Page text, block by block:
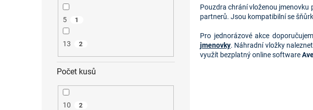
5 1
13 2
Počet kusů
10 2
Pouzdra chrání vloženou
partnerů. Jsou kompatibilní se
Pro jednorázové akce
jmenovky. Náhradní vložky
využít bezplatný online software